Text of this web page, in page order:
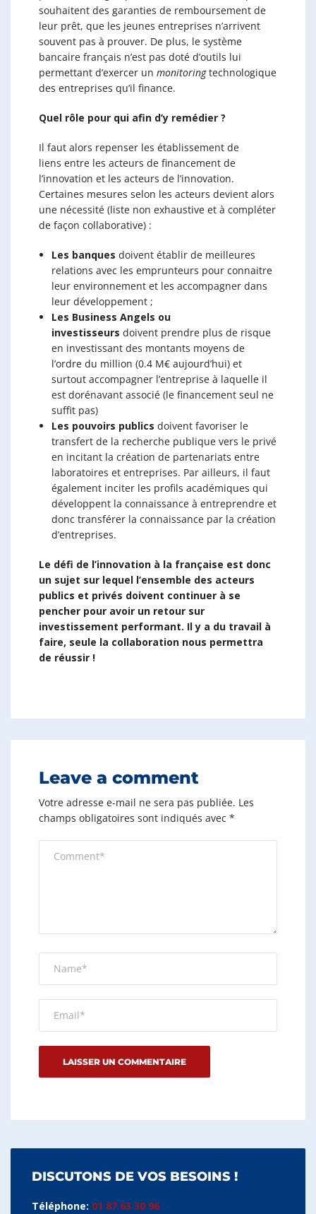
souhaitent des garanties de remboursement de
leur prêt, que les jeunes entreprises n’arrivent
souvent pas à prouver. De plus, le système
bancaire français n’est pas doté d’outils lui
permettant d’exercer un monitoringtechnologique
des entreprises qu’il finance.
Quel rôle pour qui afin d’y remédier ?
Il faut alors repenser les établissement de
liens entre les acteurs de financement de
l’innovation et les acteurs de l’innovation.
Certaines mesures selon les acteurs devient alors
une nécessité (liste non exhaustive et à compléter
de façon collaborative) :
Les banques doivent établir de meilleures
relations avec les emprunteurs pour connaitre
leur environnement et les accompagner dans
leur développement ;
Les Business Angels ou
investisseurs doivent prendre plus de risque
en investissant des montants moyens de
l’ordre du million (0.4 M€ aujourd’hui) et
surtout accompagner l’entreprise à laquelle il
est dorénavant associé (le financement seul ne
suffit pas)
Les pouvoirs publics doivent favoriser le
transfert de la recherche publique vers le privé
en incitant la création de partenariats entre
laboratoires et entreprises. Par ailleurs, il faut
également inciter les profils académiques qui
développent la connaissance à entreprendre et
donc transférer la connaissance par la création
d’entreprises.
Le défi de l’innovation à la française est donc
un sujet sur lequel l’ensemble des acteurs
publics et privés doivent continuer à se
pencher pour avoir un retour sur
investissement performant. Il y a du travail à
faire, seule la collaboration nous permettra
de réussir !
Leave a comment
Votre adresse e-mail ne sera pas publiée. Les
champs obligatoires sont indiqués avec *
DISCUTONS DE VOS BESOINS !
Téléphone: 01 87 63 30 96